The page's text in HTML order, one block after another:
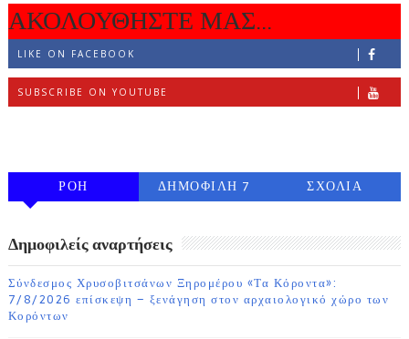
ΑΚΟΛΟΥΘΗΣΤΕ ΜΑΣ...
LIKE ON FACEBOOK
SUBSCRIBE ON YOUTUBE
ΡΟΗ
ΔΗΜΟΦΙΛΗ 7
ΣΧΟΛΙΑ
Δημοφιλείς αναρτήσεις
Σύνδεσμος Χρυσοβιτσάνων Ξηρομέρου «Τα Κόροντα»:
7/8/2026 επίσκεψη – ξενάγηση στον αρχαιολογικό χώρο των
Κορόντων